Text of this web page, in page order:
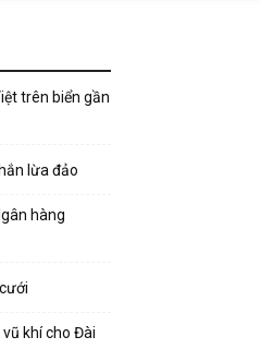
trên biển gần
lừa đảo
hàng
khí cho Đài